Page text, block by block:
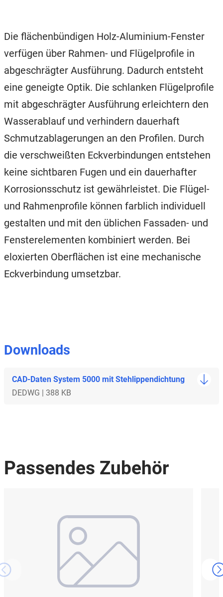
Die flächenbündigen Holz-Aluminium-Fenster
verfügen über Rahmen- und Flügelprofile in
abgeschrägter Ausführung. Dadurch entsteht
eine geneigte Optik. Die schlanken Flügelprofile
mit abgeschrägter Ausführung erleichtern den
Wasserablauf und verhindern dauerhaft
Schmutzablagerungen an den Profilen. Durch
die verschweißten Eckverbindungen entstehen
keine sichtbaren Fugen und ein dauerhafter
Korrosionsschutz ist gewährleistet. Die Flügel-
und Rahmenprofile können farblich individuell
gestalten und mit den üblichen Fassaden- und
Fensterelementen kombiniert werden. Bei
eloxierten Oberflächen ist eine mechanische
Eckverbindung umsetzbar.
Downloads
CAD-Daten System 5000 mit Stehlippendichtung
DEDWG | 388 KB
Passendes Zubehör